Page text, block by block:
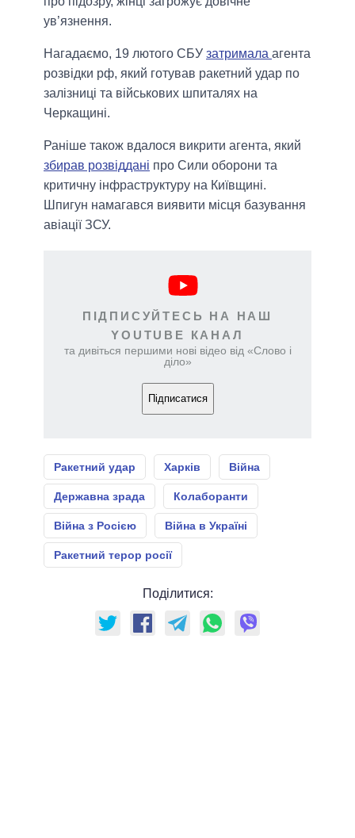
ув’язнення.
Нагадаємо, 19 лютого СБУ затримала агента
розвідки рф, який готував ракетний удар по
залізниці та військових шпиталях на
Черкащині.
Раніше також вдалося викрити агента, який
збирав розвіддані про Сили оборони та
критичну інфраструктуру на Київщині.
Шпигун намагався виявити місця базування
авіації ЗСУ.
ПІДПИСУЙТЕСЬ НА НАШ
YOUTUBE КАНАЛ
та дивіться першими нові відео від «Слово і
діло»
Підписатися
Ракетний удар Харків Війна
Державна зрада Колаборанти
Війна з Росією Війна в Україні
Ракетний терор росії
Поділитися: